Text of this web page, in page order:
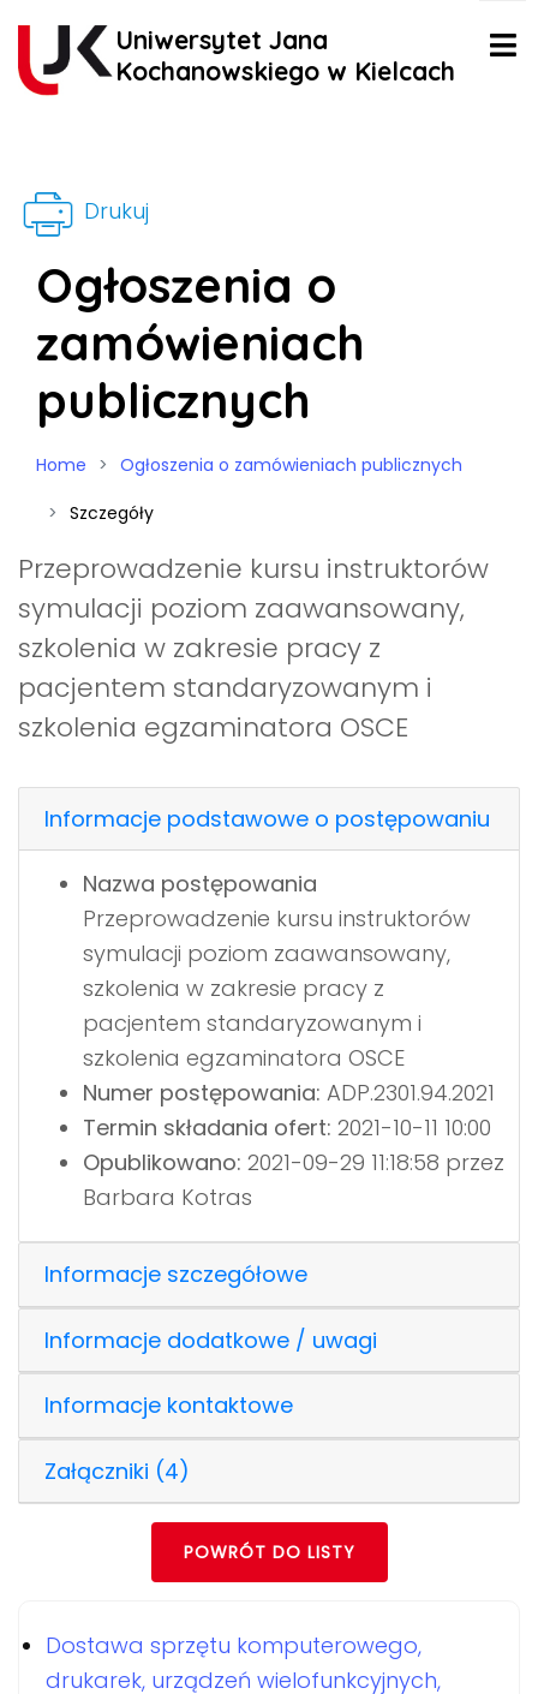
Uniwersytet Jana
Kochanowskiego w Kielcach
Drukuj
Ogłoszenia o
zamówieniach
publicznych
Home
Ogłoszenia o zamówieniach publicznych
Szczegóły
Przeprowadzenie kursu instruktorów
symulacji poziom zaawansowany,
szkolenia w zakresie pracy z
pacjentem standaryzowanym i
szkolenia egzaminatora OSCE
Informacje podstawowe o postępowaniu
Nazwa postępowania
Przeprowadzenie kursu instruktorów
symulacji poziom zaawansowany,
szkolenia w zakresie pracy z
pacjentem standaryzowanym i
szkolenia egzaminatora OSCE
Numer postępowania: ADP.2301.94.2021
Termin składania ofert: 2021-10-11 10:00
Opublikowano: 2021-09-29 11:18:58 przez
Barbara Kotras
Informacje szczegółowe
Informacje dodatkowe / uwagi
Informacje kontaktowe
Załączniki (4)
POWRÓT DO LISTY
Dostawa sprzętu komputerowego,
drukarek, urządzeń wielofunkcyjnych,